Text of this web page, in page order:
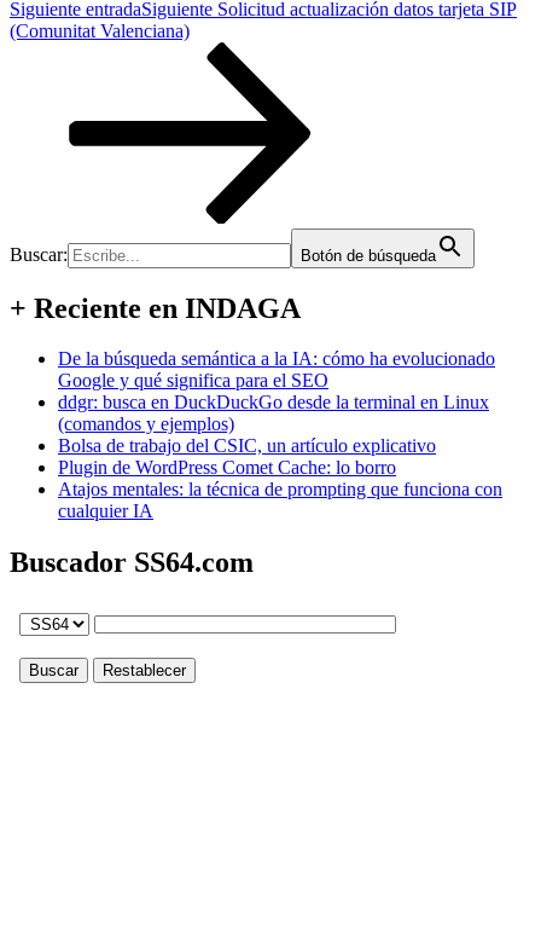
Siguiente entradaSiguiente Solicitud actualización datos tarjeta SIP
(Comunitat Valenciana)
Buscar: Botón de búsqueda
+ Reciente en INDAGA
De la búsqueda semántica a la IA: cómo ha evolucionado
Google y qué significa para el SEO
ddgr: busca en DuckDuckGo desde la terminal en Linux
(comandos y ejemplos)
Bolsa de trabajo del CSIC, un artículo explicativo
Plugin de WordPress Comet Cache: lo borro
Atajos mentales: la técnica de prompting que funciona con
cualquier IA
Buscador SS64.com